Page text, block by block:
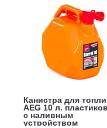
Канистра для
AEG 10 л.
с наливным
устройством